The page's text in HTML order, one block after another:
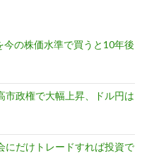
の株価水準で買うと10年後
市政権で大幅上昇、ドル円は
にだけトレードすれば投資で